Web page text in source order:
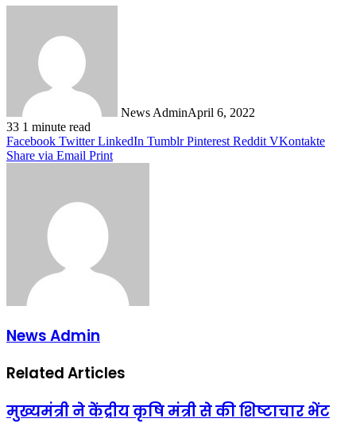
News AdminApril 6, 2022
33 1 minute read
Facebook Twitter LinkedIn Tumblr Pinterest Reddit VKontakte
Share via Email Print
News Admin
Related Articles
मुख्यमंत्री ने केंद्रीय कृषि मंत्री से की शिष्टाचार भेंट